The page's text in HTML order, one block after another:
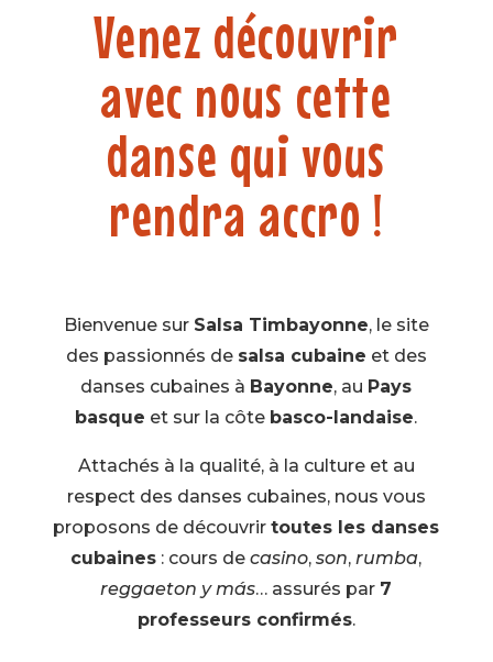
Venez découvrir
avec nous cette
danse qui vous
rendra accro !
Bienvenue sur Salsa Timbayonne, le site
des passionnés de salsa cubaine et des
danses cubaines à Bayonne, au Pays
basque et sur la côte basco-landaise.
Attachés à la qualité, à la culture et au
respect des danses cubaines, nous vous
proposons de découvrirtoutes les danses
cubaines : cours decasino,son, rumba,
reggaeton y más… assurés par 7
professeurs confirmés.